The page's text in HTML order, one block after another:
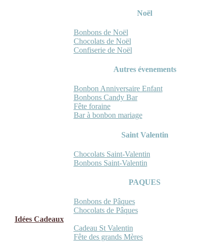
Noël
Bonbons de Noël
Chocolats de Noël
Confiserie de Noël
Autres évenements
Bonbon Anniversaire Enfant
Bonbons Candy Bar
Fête foraine
Bar à bonbon mariage
Saint Valentin
Chocolats Saint-Valentin
Bonbons Saint-Valentin
PAQUES
Bonbons de Pâques
Chocolats de Pâques
Idées Cadeaux
Cadeau St Valentin
Fête des grands Mères